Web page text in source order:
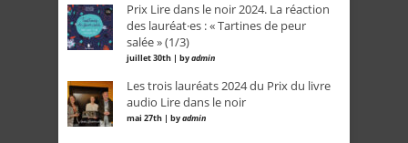
Prix Lire dans le noir 2024. La réaction
des lauréat·es : « Tartines de peur
salée » (1/3)
juillet 30th | byadmin
Les trois lauréats 2024 du Prix du livre
audio Lire dans le noir
mai 27th | byadmin